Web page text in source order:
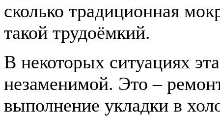
сколько традиционная
такой трудоёмкий.
В некоторых ситуациях
незаменимой. Это –
выполнение укладки в